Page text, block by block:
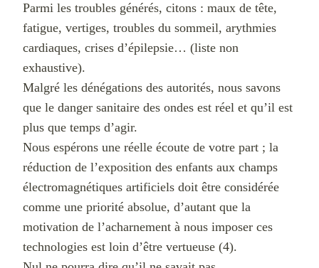
Parmi les troubles générés, citons : maux de tête,
fatigue, vertiges, troubles du sommeil, arythmies
cardiaques, crises d’épilepsie… (liste non
exhaustive).
Malgré les dénégations des autorités, nous savons
que le danger sanitaire des ondes est réel et qu’il est
plus que temps d’agir.
Nous espérons une réelle écoute de votre part ; la
réduction de l’exposition des enfants aux champs
électromagnétiques artificiels doit être considérée
comme une priorité absolue, d’autant que la
motivation de l’acharnement à nous imposer ces
technologies est loin d’être vertueuse (4).